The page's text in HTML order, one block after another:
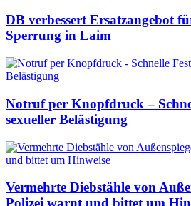
DB verbessert Ersatzangebot
Sperrung in Laim
Notruf per Knopfdruck –
sexueller Belästigung
Vermehrte Diebstähle von
Polizei warnt und bittet um